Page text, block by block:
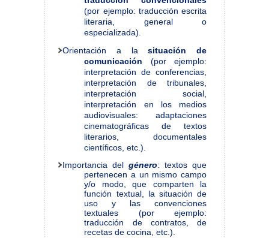
(por ejemplo: traducción escrita
literaria, general o
especializada).
Orientación a lasituación de
comunicación (por ejemplo:
interpretación de conferencias,
interpretación de tribunales,
interpretación social,
interpretación en los medios
audiovisuales: adaptaciones
cinematográficas de textos
literarios, documentales
científicos, etc.).
Importancia del género: textos que
pertenecen a un mismo campo
y/o modo, que comparten la
función textual, la situación de
uso y las convenciones
textuales (por ejemplo:
traducción de contratos, de
recetas de cocina, etc.).